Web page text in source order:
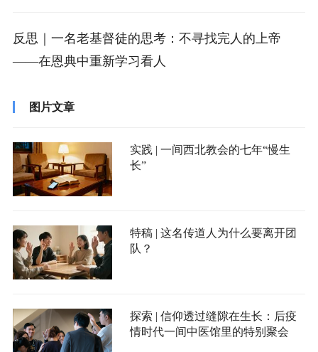
反思｜一名老基督徒的思考：不寻找完人的上帝
——在恩典中重新学习看人
图片文章
实践 | 一间西北教会的七年“慢生
长”
特稿 | 这名传道人为什么要离开团
队？
探索 | 信仰透过缝隙在生长：后疫
情时代一间中医馆里的特别聚会